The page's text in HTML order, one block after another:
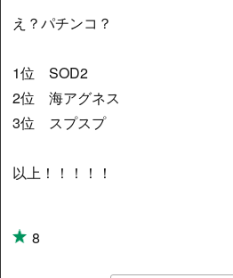
え？パチンコ？
1位 SOD2
2位 海アグネス
3位 スプスプ
以上！！！！！
8